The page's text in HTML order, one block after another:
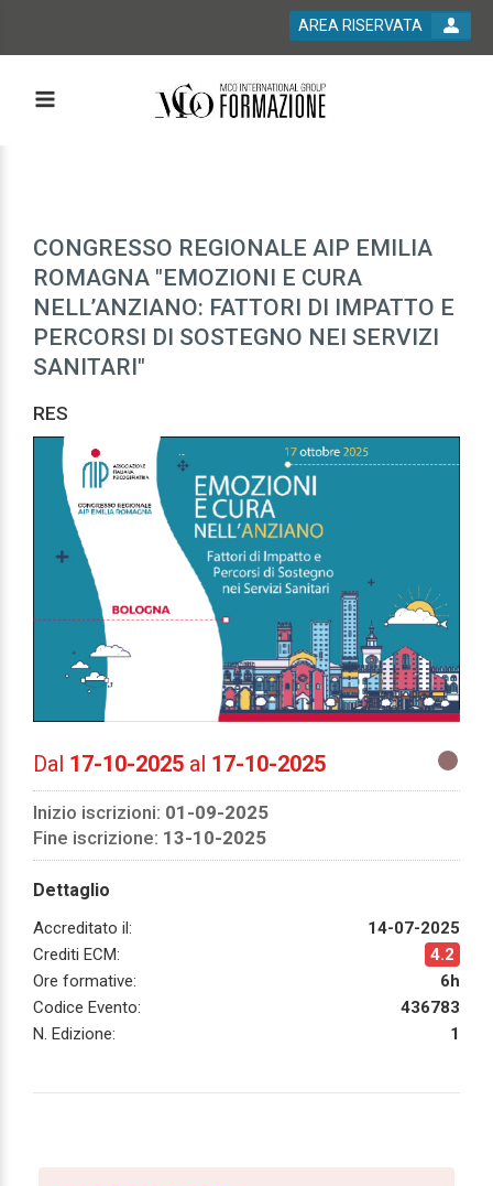
AREA RISERVATA
CONGRESSO REGIONALE AIP EMILIA
ROMAGNA "EMOZIONI E CURA
NELL’ANZIANO: FATTORI DI IMPATTO E
PERCORSI DI SOSTEGNO NEI SERVIZI
SANITARI"
RES
Dal 17-10-2025 al 17-10-2025
Inizio iscrizioni: 01-09-2025
Fine iscrizione: 13-10-2025
Dettaglio
Accreditato il:
14-07-2025
Crediti ECM:
4.2
Ore formative:
6h
Codice Evento:
436783
N. Edizione:
1